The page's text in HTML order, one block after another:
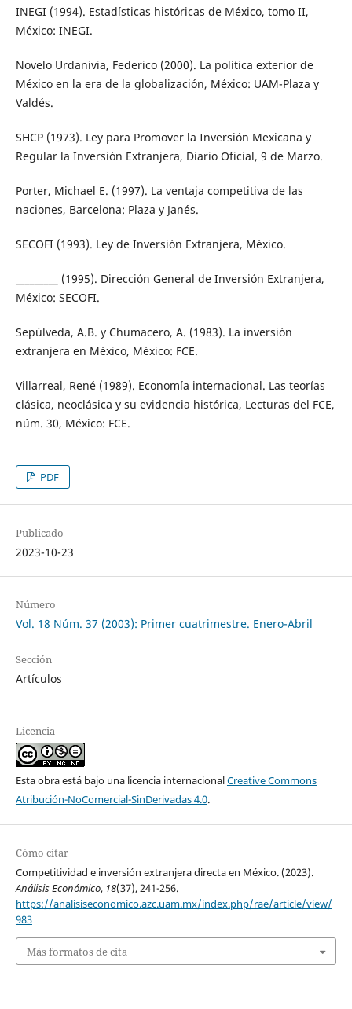
INEGI (1994). Estadísticas históricas de México, tomo II,
México: INEGI.
Novelo Urdanivia, Federico (2000). La política exterior de
México en la era de la globalización, México: UAM-Plaza y
Valdés.
SHCP (1973). Ley para Promover la Inversión Mexicana y
Regular la Inversión Extranjera, Diario Oficial, 9 de Marzo.
Porter, Michael E. (1997). La ventaja competitiva de las
naciones, Barcelona: Plaza y Janés.
SECOFI (1993). Ley de Inversión Extranjera, México.
_________ (1995). Dirección General de Inversión Extranjera,
México: SECOFI.
Sepúlveda, A.B. y Chumacero, A. (1983). La inversión
extranjera en México, México: FCE.
Villarreal, René (1989). Economía internacional. Las teorías
clásica, neoclásica y su evidencia histórica, Lecturas del FCE,
núm. 30, México: FCE.
PDF
Publicado
2023-10-23
Número
Vol. 18 Núm. 37 (2003): Primer cuatrimestre. Enero-Abril
Sección
Artículos
Licencia
Esta obra está bajo una licencia internacionalCreative Commons
Atribución-NoComercial-SinDerivadas 4.0.
Cómo citar
Competitividad e inversión extranjera directa en México. (2023).
Análisis Económico, 18(37), 241-256.
https://analisiseconomico.azc.uam.mx/index.php/rae/article/view/
983
Más formatos de cita